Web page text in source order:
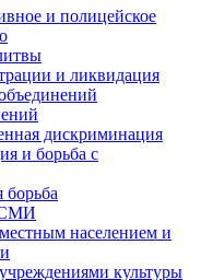
и полицейское
и ликвидация
дискриминация
и борьба с
борьба
СМИ
населением и
культуры